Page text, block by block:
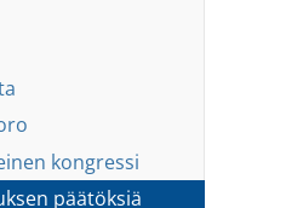
kongressi
päätöksiä